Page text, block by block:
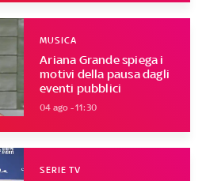
Ariana Grande spiega i
motivi della pausa dagli
eventi pubblici
MUSICA
04 ago - 11:30
SERIE TV